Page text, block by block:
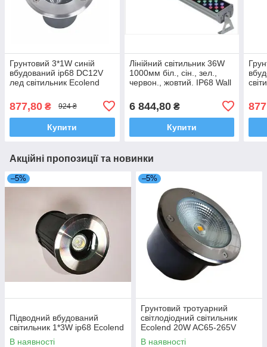
Грунтовий 3*1W синій
вбудований ip68 DC12V
лед світильник Ecolend
877,80 ₴ 924 ₴
Купити
Лінійний світильник 36W
1000мм біл., сін., зел.,
червон., жовтий. IP68 Wall
6 844,80₴
Купити
Акційні пропозиції та новинки
–5%
Підводний вбудований
світильник 1*3W ip68 Ecolend
В наявності
–5%
Грунтовий тротуарний
світлодіодний світильник
Ecolend 20W AC65-265V
В наявності